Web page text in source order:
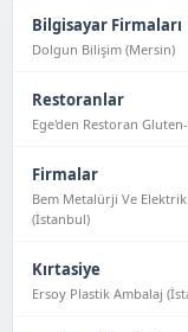
Bilgisayar Firmaları
Dolgun Bilişim (Mersin)
Restoranlar
Ege'den Restoran
Firmalar
Bem Metalürji Ve
(İstanbul)
Kırtasiye
Ersoy Plastik Ambalaj